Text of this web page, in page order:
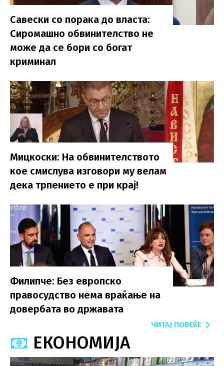
Савески со порака до власта:
Сиромашно обвинителство не
може да се бори со богат
криминал
Мицкоски: На обвинителството
кое смислува изговори му велам
дека трпението е при крај!
Филипче: Без европско
правосудство нема враќање на
довербата во државата
ЧИТАЈ ПОВЕЌЕ
ЕКОНОМИЈА